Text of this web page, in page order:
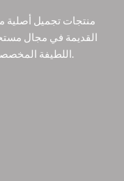
القديمة في مجال